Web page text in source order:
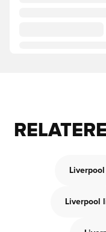
Liverpool
Liverpool